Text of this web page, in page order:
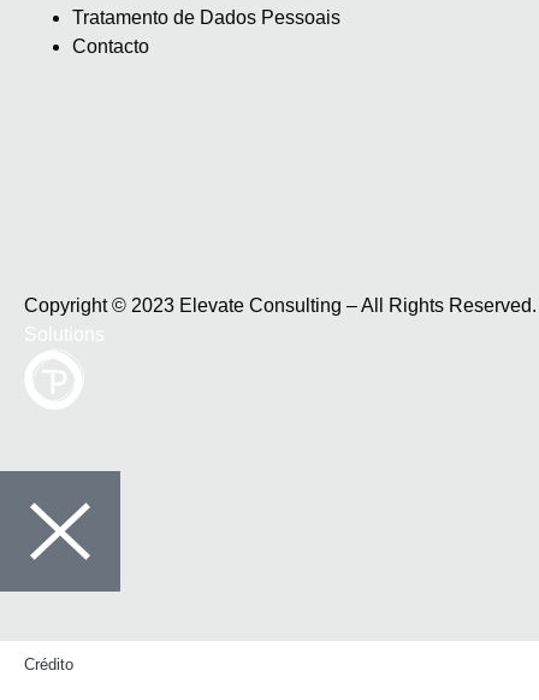
Tratamento de Dados Pessoais
Contacto
Copyright © 2023 Elevate Consulting – All Rights
Crédito